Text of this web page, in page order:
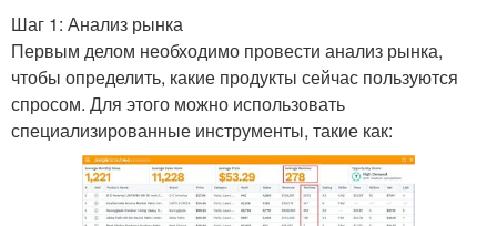
Шаг 1: Анализ рынка
Первым делом необходимо провести анализ рынка,
чтобы определить, какие продукты сейчас пользуются
спросом. Для этого можно использовать
специализированные инструменты, такие как: